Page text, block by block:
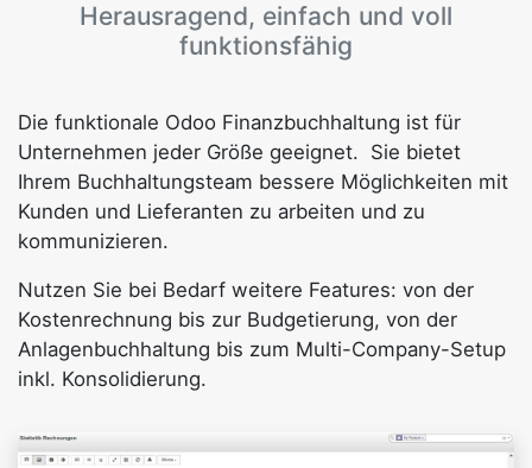
Herausragend, einfach und voll
funktionsfähig
Die funktionale Odoo Finanzbuchhaltung ist für
Unternehmen jeder Größe geeignet. Sie bietet
Ihrem Buchhaltungsteam bessere Möglichkeiten mit
Kunden und Lieferanten zu arbeiten und zu
kommunizieren.
Nutzen Sie bei Bedarf weitere Features: von der
Kostenrechnung bis zur Budgetierung, von der
Anlagenbuchhaltung bis zum Multi-Company-Setup
inkl. Konsolidierung.